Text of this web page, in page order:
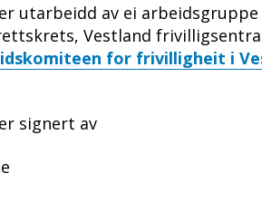
utarbeidd av ei
Vestland
for frivilligheit i
signert av